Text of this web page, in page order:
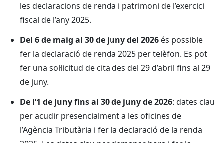
les declaracions de renda i patrimoni de l’exercici
fiscal de l’any 2025.
Del 6 de maig al 30 de juny del 2026 és possible
fer la declaració de renda 2025 per telèfon. Es pot
fer una sol·licitud de cita des del 29 d’abril fins al 29
de juny.
De l’1 de juny fins al 30 de juny de 2026: dates clau
per acudir presencialment a les oficines de
l’Agència Tributària i fer la declaració de la renda